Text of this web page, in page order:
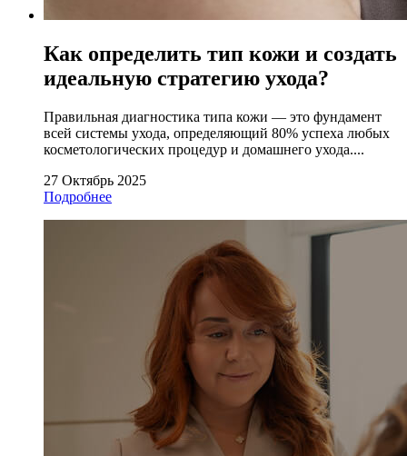
Как определить тип кожи и создать
идеальную стратегию ухода?
Правильная диагностика типа кожи — это фундамент
всей системы ухода, определяющий 80% успеха любых
косметологических процедур и домашнего ухода....
27 Октябрь 2025
Подробнее